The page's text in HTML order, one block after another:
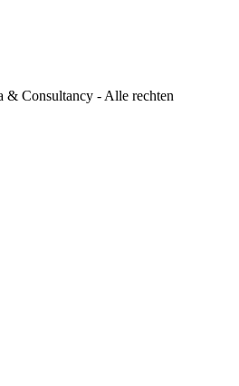
Consultancy - Alle rechten